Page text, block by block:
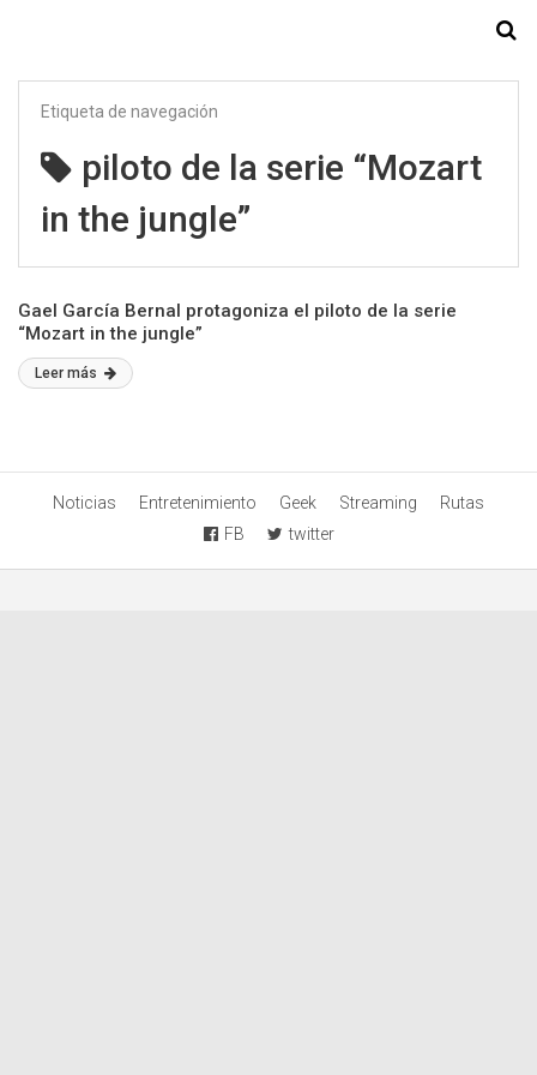
Etiqueta de navegación
piloto de la serie “Mozart
in the jungle”
Gael García Bernal protagoniza el piloto de la serie
“Mozart in the jungle”
Leer más
Noticias Entretenimiento Geek Streaming
Rutas
FB
twitter